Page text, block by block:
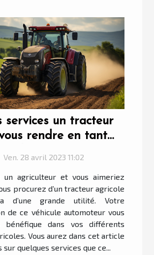
services un tracteur
rendre en tant
Ven. 28 avril 2023 11:02
un agriculteur et vous aimeriez
procurez d’un tracteur agricole
d’une grande utilité. Votre
de ce véhicule automoteur vous
dans vos différents
Vous aurez dans cet article
sur quelques services que ce...